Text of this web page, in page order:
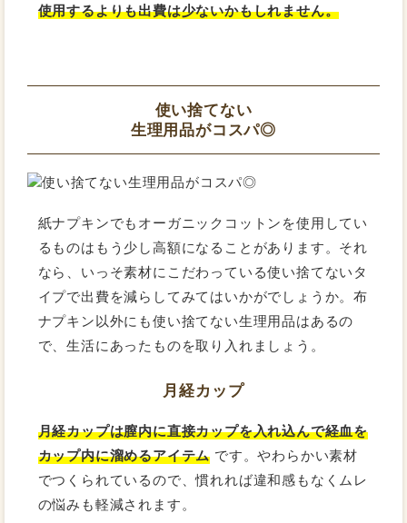
使用するよりも出費は少ないかもしれません。
使い捨てない
生理用品がコスパ◎
紙ナプキンでもオーガニックコットンを使用してい
るものはもう少し高額になることがあります。それ
なら、いっそ素材にこだわっている使い捨てないタ
イプで出費を減らしてみてはいかがでしょうか。布
ナプキン以外にも使い捨てない生理用品はあるの
で、生活にあったものを取り入れましょう。
月経カップ
月経カップは膣内に直接カップを入れ込んで経血を
カップ内に溜めるアイテム です。やわらかい素材
でつくられているので、慣れれば違和感もなくムレ
の悩みも軽減されます。